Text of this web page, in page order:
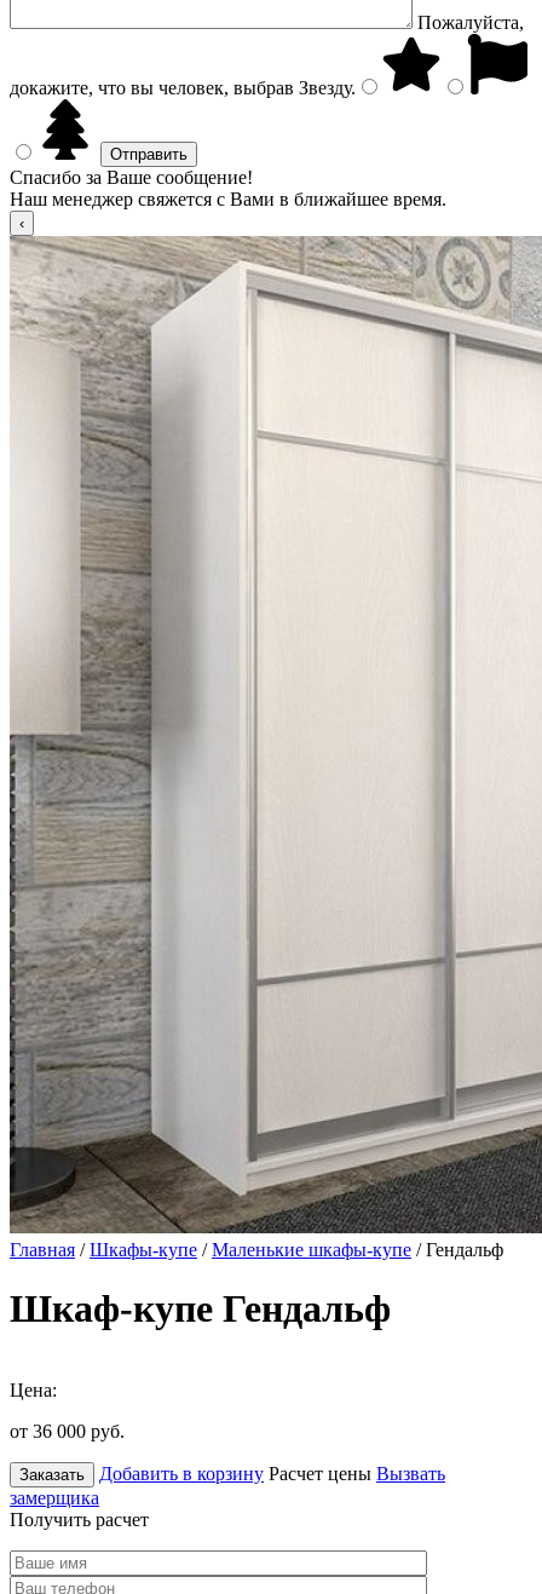
Пожалуйста,
докажите, что вы человек, выбрав Звезду.
Спасибо за Ваше сообщение!
Наш менеджер свяжется с Вами в ближайшее время.
Главная /Шкафы-купе /Маленькие шкафы-купе / Гендальф
Шкаф-купе Гендальф
Цена:
от 36 000 руб.
Заказать Добавить в корзину Расчет цены Вызвать
замерщика
Получить расчет